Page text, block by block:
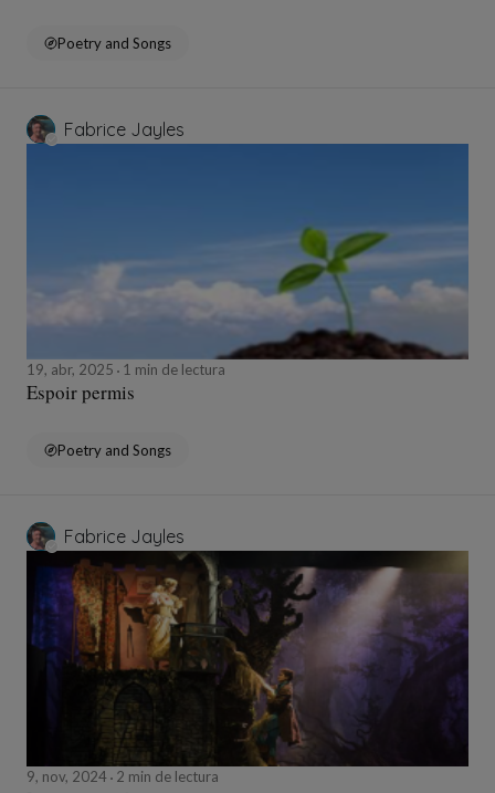
Poetry and Songs
Fabrice Jayles
19, abr, 2025 1 min de lectura
Espoir permis
Poetry and Songs
Fabrice Jayles
9, nov, 2024 2 min de lectura